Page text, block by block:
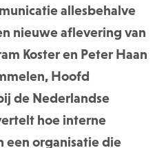
allesbehalve
nieuwe aflevering van
Koster en Peter Haan
Hoofd
de Nederlandse
hoe interne
een organisatie die